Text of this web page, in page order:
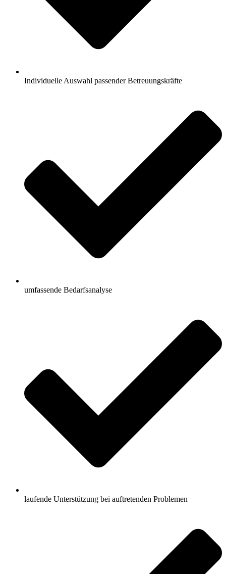
Individuelle Auswahl passender Betreuungskräfte
umfassende Bedarfsanalyse
laufende Unterstützung bei auftretenden Problemen